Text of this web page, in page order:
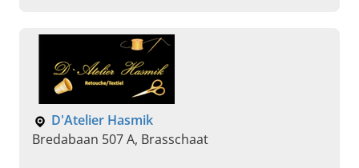
D'Atelier Hasmik
Bredabaan 507 A, Brasschaat